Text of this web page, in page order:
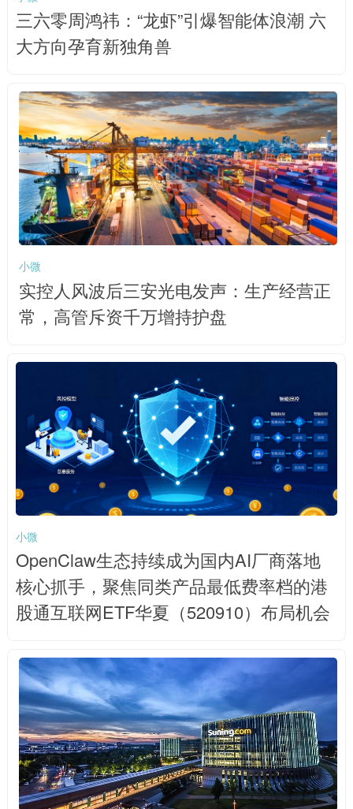
三六零周鸿祎：“龙虾”引爆智能体浪潮 六
大方向孕育新独角兽
小微
实控人风波后三安光电发声：生产经营正
常，高管斥资千万增持护盘
小微
OpenClaw生态持续成为国内AI厂商落地
核心抓手，聚焦同类产品最低费率档的港
股通互联网ETF华夏（520910）布局机会